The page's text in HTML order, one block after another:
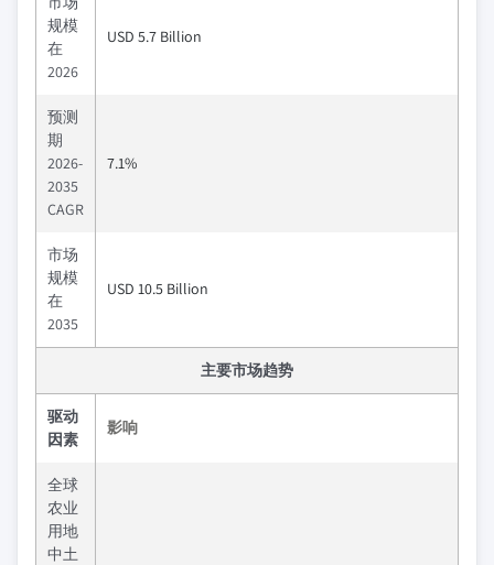
规模
在
2026
USD 5.7 Billion
预测
期
2026-
2035
CAGR
7.1%
市场
规模
在
2035
USD 10.5 Billion
主要市场趋势
驱动
因素
影响
全球
农业
用地
中土